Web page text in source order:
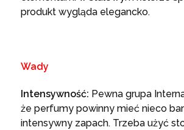
produkt wygląda elegancko.
Wady
Intensywność: Pewna grupa
że perfumy powinny mieć nieco
intensywny zapach. Trzeba użyć